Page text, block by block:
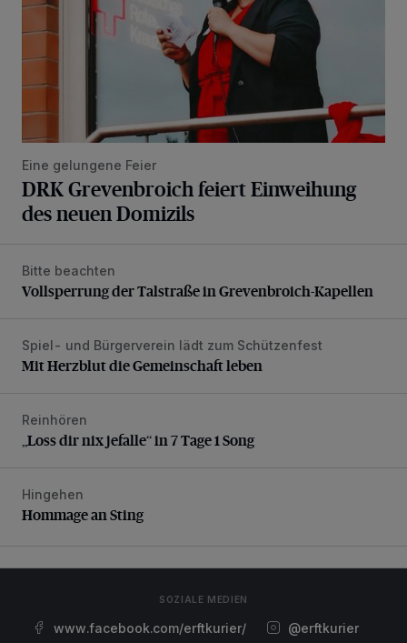
Eine gelungene Feier
DRK Grevenbroich feiert Einweihung
des neuen Domizils
Vollsperrung der Talstraße in Grevenbroich-Kapellen
Bitte beachten
Vollsperrung der Talstraße in Grevenbroich-Kapellen
Mit Herzblut die Gemeinschaft leben
Spiel- und Bürgerverein lädt zum Schützenfest
Mit Herzblut die Gemeinschaft leben
„Loss dir nix jefalle“ in 7 Tage 1 Song
Reinhören
„Loss dir nix jefalle“ in 7 Tage 1 Song
Hommage an Sting
Hingehen
Hommage an Sting
SOZIALE MEDIEN
www.facebook.com/erftkurier/ @erftkurier